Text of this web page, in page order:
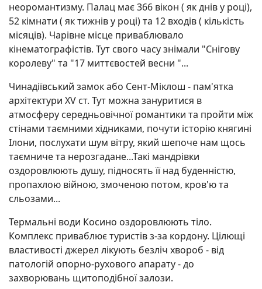
неоромантизму. Палац має 366 вікон ( як днів у році),
52 кімнати ( як тижнів у році) та 12 входів ( кількість
місяців). Чарівне місце приваблювало
кінематографістів. Тут свого часу знімали "Снігову
королеву" та "17 миттєвостей весни "...
Чинадіївський замок або Сент-Міклош - пам'ятка
архітектури XV ст. Тут можна зануритися в
атмосферу середньовічної романтики та пройти між
стінами таємними хідниками, почути історію княгині
Ілони, послухати шум вітру, який шепоче нам щось
таємниче та нерозгадане...Такі мандрівки
оздоровлюють душу, підносять її над буденністю,
пропахлою війною, змоченою потом, кров'ю та
сльозами...
Термальні води Косино оздоровлюють тіло.
Комплекс приваблює туристів з-за кордону. Цілющі
властивості джерел лікують безліч хвороб - від
патологій опорно-рухового апарату - до
захворювань щитоподібної залози.